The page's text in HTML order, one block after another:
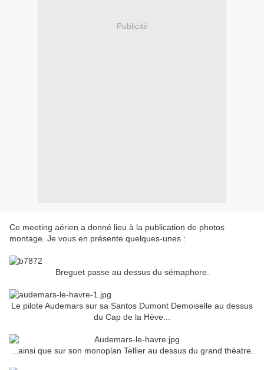
Publicité
Ce meeting aérien a donné lieu à la publication de photos
montage. Je vous en présente quelques-unes :
Breguet passe au dessus du sémaphore.
Le pilote Audemars sur sa Santos Dumont Demoiselle au dessus
du Cap de la Hève...
...ainsi que sur son monoplan Tellier au dessus du grand théatre.